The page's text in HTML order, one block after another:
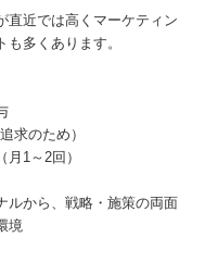
直近では高くマーケティン
多くあります。
求のため）
1～2回）
から、戦略・施策の両面
境